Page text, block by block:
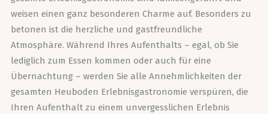
weisen einen ganz besonderen Charme auf. Besonders zu
betonen ist die herzliche und gastfreundliche
Atmosphäre. Während Ihres Aufenthalts – egal, ob Sie
lediglich zum Essen kommen oder auch für eine
Übernachtung – werden Sie alle Annehmlichkeiten der
gesamten Heuboden Erlebnisgastronomie verspüren, die
Ihren Aufenthalt zu einem unvergesslichen Erlebnis